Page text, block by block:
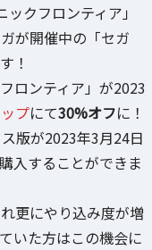
クフロンティア」
が開催中の「セガ
！
ロンティア」が2023
プにて30%オフに！
版が2023年3月24日
入することができま
更にやり込み度が増
いた方はこの機会に